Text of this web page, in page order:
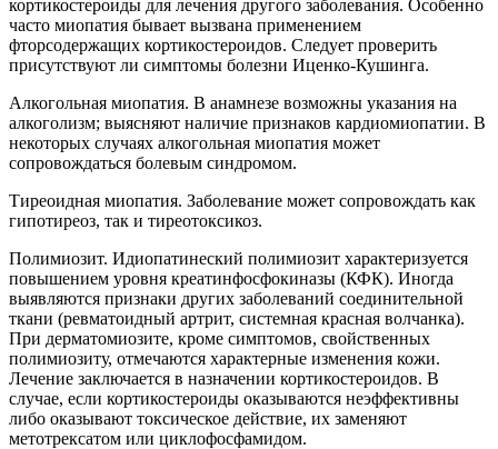
кортикостероиды для лечения другого заболевания. Особенно
часто миопатия бывает вызвана применением
фторсодержащих кортикостероидов. Следует проверить
присутствуют ли симптомы болезни Иценко-Кушинга.
Алкогольная миопатия. В анамнезе возможны указания на
алкоголизм; выясняют наличие признаков кардиомиопатии. В
некоторых случаях алкогольная миопатия может
сопровождаться болевым синдромом.
Тиреоидная миопатия. Заболевание может сопровождать как
гипотиреоз, так и тиреотоксикоз.
Полимиозит. Идиопатинеский полимиозит характеризуется
повышением уровня креатинфосфокиназы (КФК). Иногда
выявляются признаки других заболеваний соединительной
ткани (ревматоидный артрит, системная красная волчанка).
При дерматомиозите, кроме симптомов, свойственных
полимиозиту, отмечаются характерные изменения кожи.
Лечение заключается в назначении кортикостероидов. В
случае, если кортикостероиды оказываются неэффективны
либо оказывают токсическое действие, их заменяют
метотрексатом или циклофосфамидом.